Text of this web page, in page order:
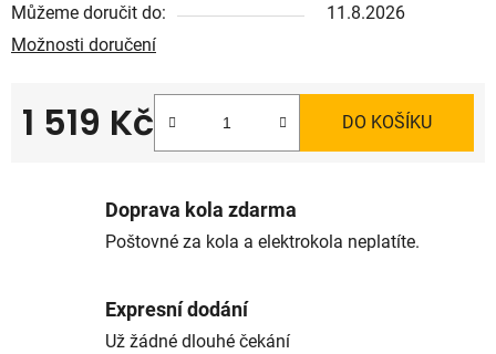
Můžeme doručit do:
11.8.2026
Možnosti doručení
1 519 Kč DO KOŠÍKU
Doprava kola zdarma
Poštovné za kola a elektrokola neplatíte.
Expresní dodání
Už žádné dlouhé čekání